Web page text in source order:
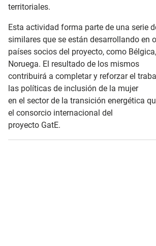
territoriales.
Esta actividad forma parte de una serie
similares que se están desarrollando en
países socios del proyecto, como
Noruega. El resultado de los mismos
contribuirá a completar y reforzar el
las políticas de inclusión de la mujer
en el sector de la transición energética
el consorcio internacional del
proyecto GatE.